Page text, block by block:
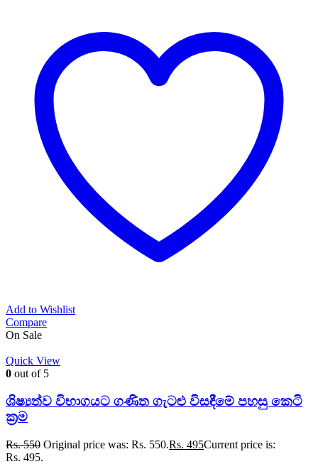
Add to Wishlist
Compare
On Sale
Quick View
0 out of 5
ශිෂ්‍යත්ව විභාගයට ගණිත ගැටළු විසඳීමේ පහසු කෙටි
ක්‍රම
Rs.550 Original price was: Rs. 550.Rs. 495Current price is:
Rs. 495.